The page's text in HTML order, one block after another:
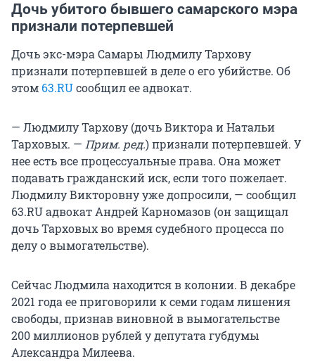
Дочь убитого бывшего самарского мэра
признали потерпевшей
Дочь экс-мэра Самары Людмилу Тархову
признали потерпевшей в деле о его убийстве. Об
этом 63.RUсообщил ее адвокат.
— Людмилу Тархову (дочь Виктора и Натальи
Тарховых. — Прим. ред.) признали потерпевшей. У
нее есть все процессуальные права. Она может
подавать гражданский иск, если того пожелает.
Людмилу Викторовну уже допросили, — сообщил
63.RU адвокат Андрей Карномазов (он защищал
дочь Тарховых во время судебного процесса по
делу о вымогательстве).
Сейчас Людмила находится в колонии. В декабре
2021 года ее приговорили к семи годам лишения
свободы, признав виновной в вымогательстве
200 миллионов рублей у депутата губдумы
Александра Милеева.